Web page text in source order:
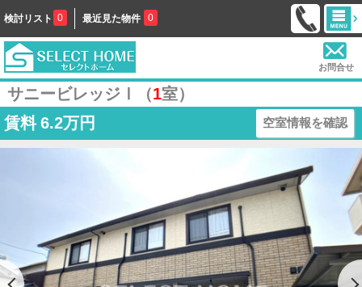
検討リスト 0 最近見た物件 0
お問合せ
サニービレッジⅠ（1室）
賃料 6.2万円 空室情報を確認